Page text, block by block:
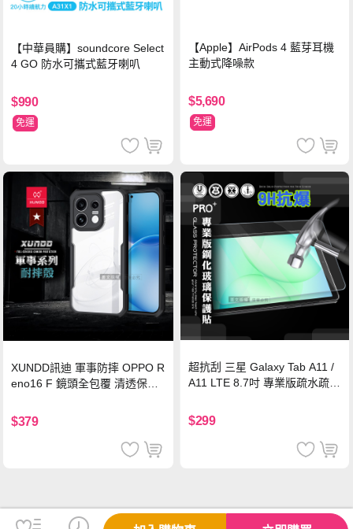
【中華員購】soundcore Select
4 GO 防水可攜式藍牙喇叭
$990
免運
【Apple】AirPods 4 藍芽耳機
主動式降噪款
$5,690
免運
XUNDD訊迪 軍事防摔 OPPO R
eno16 F 鏡頭全包覆 清透保護
$379
超抗刮 三星 Galaxy Tab A11 /
A11 LTE 8.7吋 專業版疏水疏油
$299